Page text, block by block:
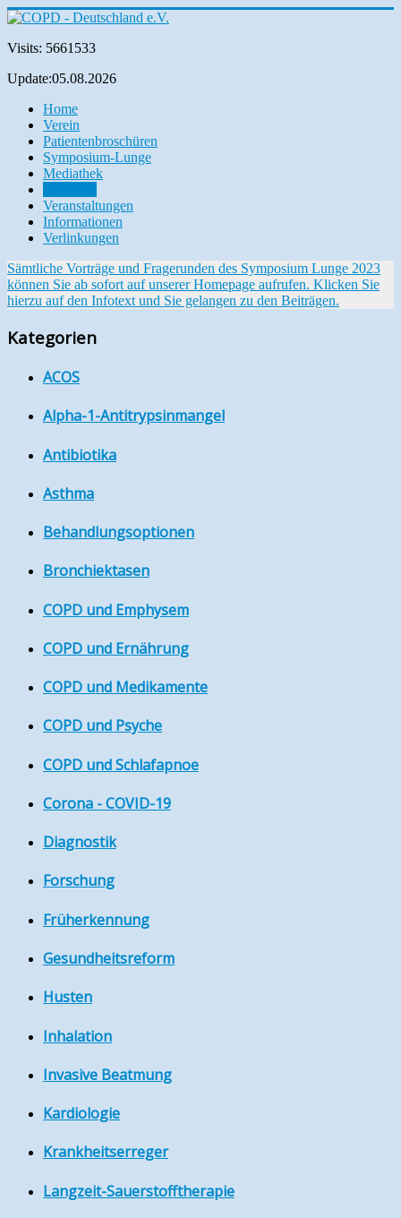
Visits: 5661533
Update:05.08.2026
Home
Verein
Patientenbroschüren
Symposium-Lunge
Mediathek
Veranstaltungen
Informationen
Verlinkungen
Sämtliche Vorträge und Fragerunden des Symposium Lunge 2023
können Sie ab sofort auf unserer Homepage aufrufen. Klicken Sie
hierzu auf den Infotext und Sie gelangen zu den Beiträgen.
Kategorien
ACOS
Alpha-1-Antitrypsinmangel
Antibiotika
Asthma
Behandlungsoptionen
Bronchiektasen
COPD und Emphysem
COPD und Ernährung
COPD und Medikamente
COPD und Psyche
COPD und Schlafapnoe
Corona - COVID-19
Diagnostik
Forschung
Früherkennung
Gesundheitsreform
Husten
Inhalation
Invasive Beatmung
Kardiologie
Krankheitserreger
Langzeit-Sauerstofftherapie